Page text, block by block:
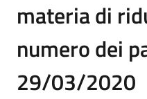
materia di
numero dei
29/03/2020